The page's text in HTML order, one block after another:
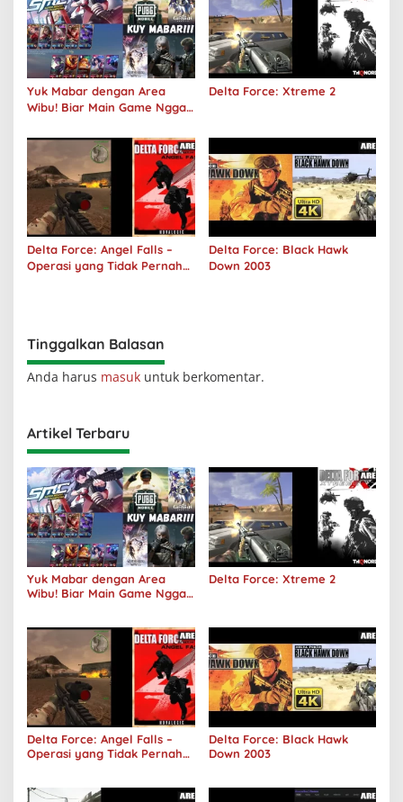
Yuk Mabar dengan Area
Wibu! Biar Main Game Nggak
Delta Force: Xtreme 2
Delta Force: Angel Falls –
Operasi yang Tidak Pernah
Delta Force: Black Hawk
Down 2003
Tinggalkan Balasan
Anda harus masuk untuk berkomentar.
Artikel Terbaru
Yuk Mabar dengan Area
Wibu! Biar Main Game Nggak
Delta Force: Xtreme 2
Delta Force: Angel Falls –
Operasi yang Tidak Pernah
Delta Force: Black Hawk
Down 2003